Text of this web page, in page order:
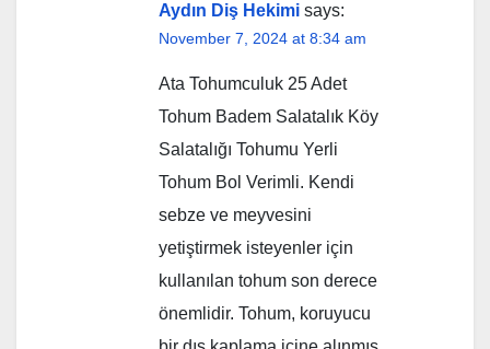
Aydın Diş Hekimi says:
November 7, 2024 at 8:34 am
Ata Tohumculuk 25 Adet
Tohum Badem Salatalık Köy
Salatalığı Tohumu Yerli
Tohum Bol Verimli. Kendi
sebze ve meyvesini
yetiştirmek isteyenler için
kullanılan tohum son derece
önemlidir. Tohum, koruyucu